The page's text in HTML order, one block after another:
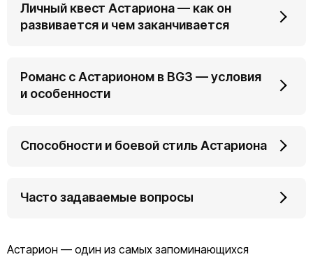
Личный квест Астариона — как он
развивается и чем заканчивается
Романс с Астарионом в BG3 — условия
и особенности
Способности и боевой стиль Астариона
Часто задаваемые вопросы
Астарион — один из самых запоминающихся